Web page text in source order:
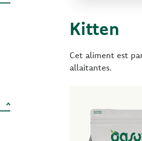
Kitten
Cet aliment est
allaitantes.